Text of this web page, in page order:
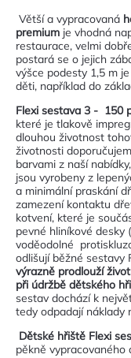
Větší a vypracovaná
premium je vhodná
restaurace, velmi
postará se o jejich
výšce podesty 1,5 m
děti, například do
Flexi sestava 3 - 150
které je tlakově
dlouhou životnost
životnosti
barvami z naší
jsou vyrobeny z
a minimální praskání
zamezení kontaktu
kotvení, které je
pevné hliníkové desky
voděodolné
odlišují běžné sestavy
výrazně prodlouží
při údržbě dětského
sestav dochází k
tedy odpadají náklady
Dětské hřiště Flexi
pěkně